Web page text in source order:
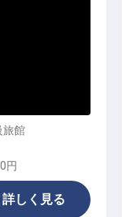
旅館
円
詳しく見る